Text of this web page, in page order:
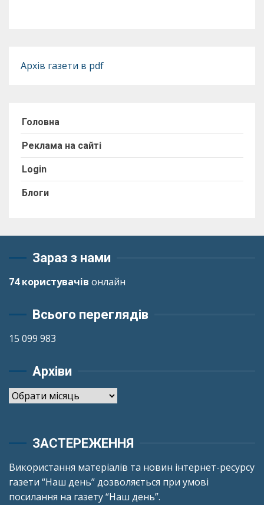
Архів газети в pdf
Головна
Реклама на сайті
Login
Блоги
Зараз з нами
74 користувачів онлайн
Всього переглядів
15 099 983
Архіви
Архіви
ЗАСТЕРЕЖЕННЯ
Використання матеріалів та новин інтернет-ресурсу
газети “Наш день” дозволяється при умові
посилання на газету “Наш день”.